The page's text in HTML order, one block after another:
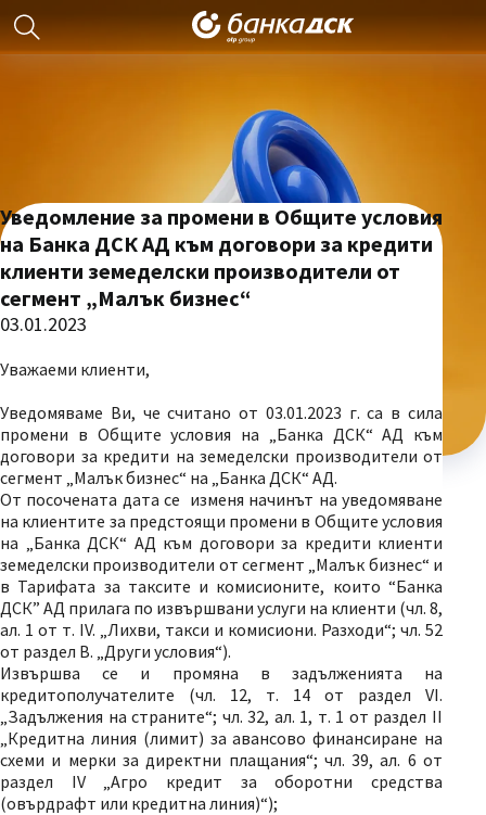
Уведомление за промени в Общите условия
на Банка ДСК АД към договори за кредити
клиенти земеделски производители от
сегмент „Малък бизнес“
03.01.2023
Уважаеми клиенти,
Уведомяваме Ви, че считано от 03.01.2023 г. са в сила
промени в Общите условия на „Банка ДСК“ АД към
договори за кредити на земеделски производители от
сегмент „Малък бизнес“ на „Банка ДСК“ АД.
От посочената дата се изменя начинът на уведомяване
на клиентите за предстоящи промени в Общите условия
на „Банка ДСК“ АД към договори за кредити клиенти
земеделски производители от сегмент „Малък бизнес“ и
в Тарифата за таксите и комисионите, които “Банка
ДСК” АД прилага по извършвани услуги на клиенти (чл. 8,
ал. 1 от т. ІV. „Лихви, такси и комисиони. Разходи“; чл. 52
от раздел В. „Други условия“).
Извършва се и промяна в задълженията на
кредитополучателите (чл. 12, т. 14 от раздел VІ.
„Задължения на страните“; чл. 32, ал. 1, т. 1 от раздел ІІ
„Кредитна линия (лимит) за авансово финансиране на
схеми и мерки за директни плащания“; чл. 39, ал. 6 от
раздел ІV „Агро кредит за оборотни средства
(овърдрафт или кредитна линия)“);